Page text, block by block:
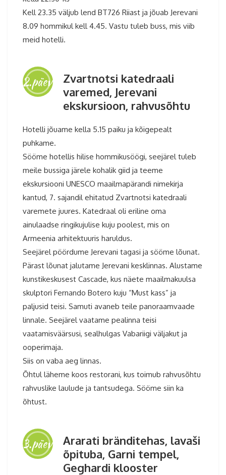
Kell 23.35 väljub lend BT726 Riiast ja jõuab Jerevani
8.09 hommikul kell 4.45. Vastu tuleb buss, mis viib
meid hotelli.
2.päev
Zvartnotsi katedraali
varemed, Jerevani
ekskursioon, rahvusõhtu
Hotelli jõuame kella 5.15 paiku ja kõigepealt
puhkame.
Sööme hotellis hilise hommikusöögi, seejärel tuleb
meile bussiga järele kohalik giid ja teeme
ekskursiooni UNESCO maailmapärandi nimekirja
kantud, 7. sajandil ehitatud Zvartnotsi katedraali
varemete juures. Katedraal oli eriline oma
ainulaadse ringikujulise kuju poolest, mis on
Armeenia arhitektuuris haruldus.
Seejärel pöördume Jerevani tagasi ja sööme lõunat.
Pärast lõunat jalutame Jerevani kesklinnas. Alustame
kunstikeskusest Cascade, kus näete maailmakuulsa
skulptori Fernando Botero kuju “Must kass” ja
paljusid teisi. Samuti avaneb teile panoraamvaade
linnale. Seejärel vaatame pealinna teisi
vaatamisväärsusi, sealhulgas Vabariigi väljakut ja
ooperimaja.
Siis on vaba aeg linnas.
Õhtul läheme koos restorani, kus toimub rahvusõhtu
rahvuslike laulude ja tantsudega. Sööme siin ka
õhtust.
3.päev
Ararati bränditehas, lavaši
õpituba, Garni tempel,
Geghardi klooster